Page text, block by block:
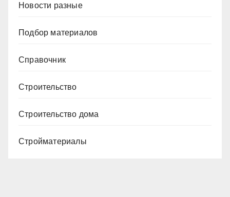
Новости разные
Подбор материалов
Справочник
Строительство
Строительство дома
Стройматериалы